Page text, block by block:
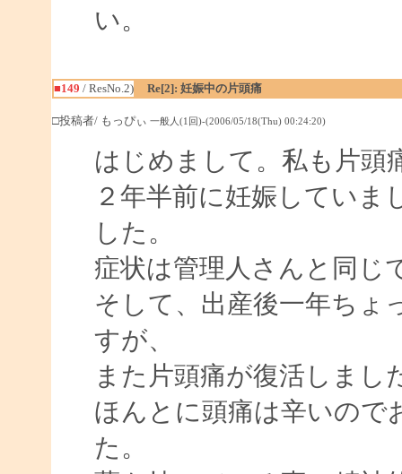
い。
■149 / ResNo.2) Re[2]: 妊娠中の片頭痛
□投稿者/ もっぴぃ 一般人(1回)-(2006/05/18(Thu) 00:24:20)
はじめまして。私も片頭
２年半前に妊娠していま
した。
症状は管理人さんと同じ
そして、出産後一年ちょ
すが、
また片頭痛が復活しまし
ほんとに頭痛は辛いので
た。